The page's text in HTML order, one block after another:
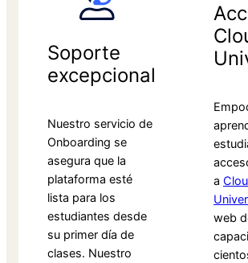
Soporte
excepcional
Nuestro servicio de
Onboarding se
asegura que la
plataforma esté
lista para los
estudiantes desde
su primer día de
clases. Nuestro
a
web